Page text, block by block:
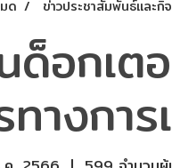
ด ข่าวประชาสัมพันธ์และกิ
ด็อกเ
ทางก